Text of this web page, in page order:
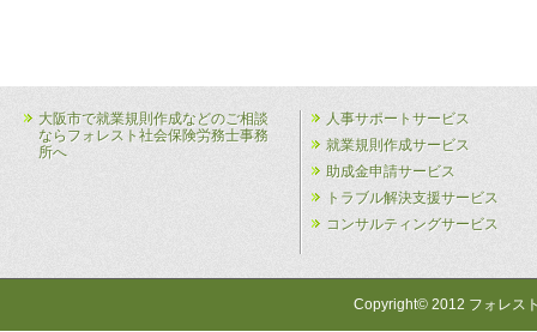
大阪市で就業規則作成などのご相談
ならフォレスト社会保険労務士事務
所へ
人事サポートサービス
就業規則作成サービス
助成金申請サービス
トラブル解決支援サービス
コンサルティングサービス
Copyright© 2012 フォレス